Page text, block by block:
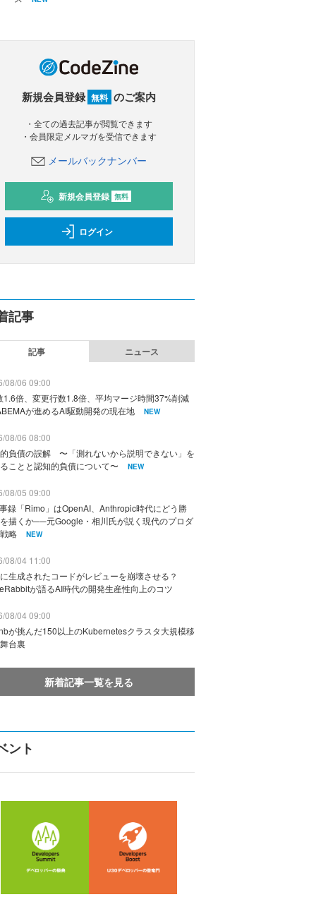
新規会員登録 無料 のご案内
・全ての過去記事が閲覧できます
・会員限定メルマガを受信できます
メールバックナンバー
新規会員登録 無料
ログイン
記事
記事 ニュース
08/06 09:00
1.6倍、変更行数1.8倍、平均マージ時間37%削減
が進めるAI駆動開発の現在地
NEW
08/06 08:00
負債の誤解 〜「測れないから説明できない」を
ことと認知的負債について〜
NEW
08/05 09:00
録「Rimo」はOpenAI、Anthropic時代にどう勝
描くか──元Google・相川氏が説く現代のプロダ
略
NEW
08/04 11:00
生成されたコードがレビューを崩壊させる？
が語るAI時代の開発生産性向上のコツ
08/04 09:00
が挑んだ150以上のKubernetesクラスタ大規模移
台裏
新着記事一覧を見る
ント